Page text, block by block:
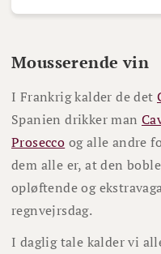
Mousserende vin
I Frankrig kalder de det
Spanien drikker man
Prosecco og alle andre
dem alle er, at den
opløftende og
regnvejrsdag.
I daglig tale kalder vi